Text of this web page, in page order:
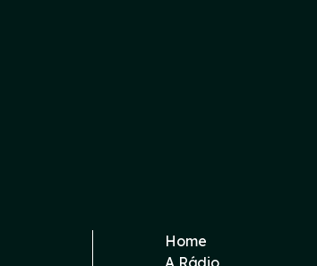
Home
A Rádio